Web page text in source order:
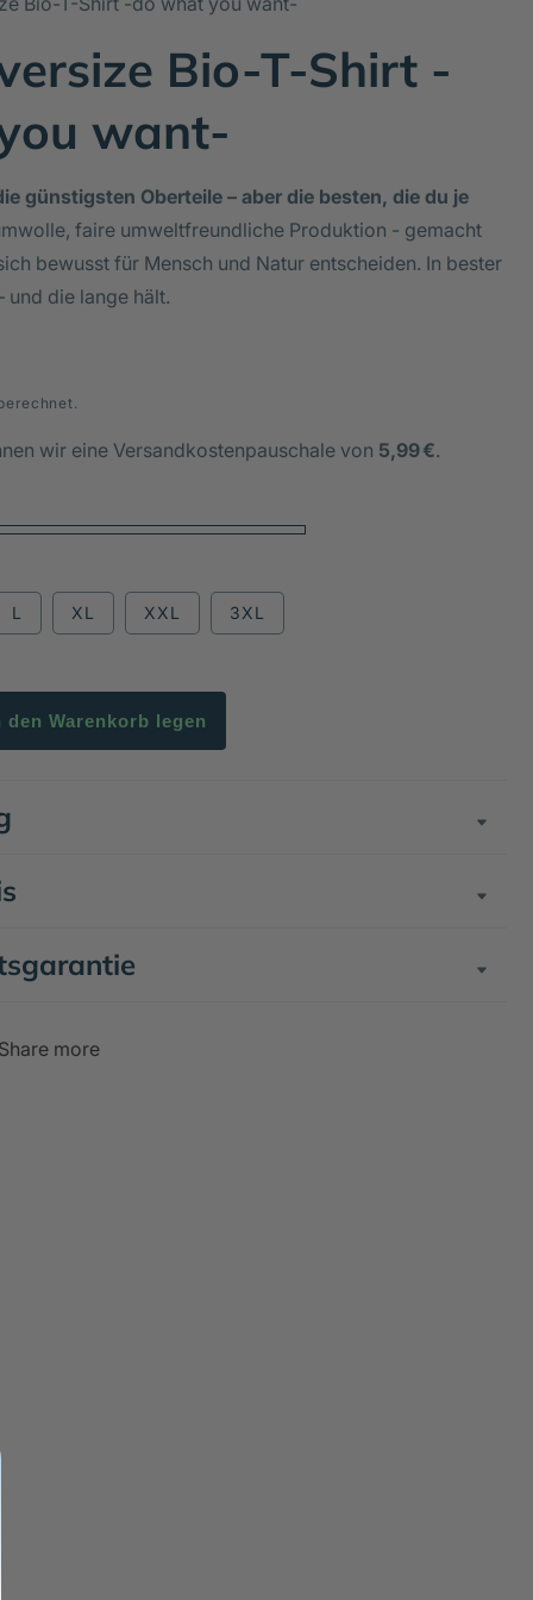
Bio-T-Shirt -
want-
günstigsten Oberteile – aber die besten, die du je
faire umweltfreundliche Produktion - gemacht
bewusst für Mensch und Natur entscheiden. In bester
und die lange hält.
wir eine Versandkostenpauschale von 5,99 €.
L XL XXL 3XL
den Warenkorb legen
Share more